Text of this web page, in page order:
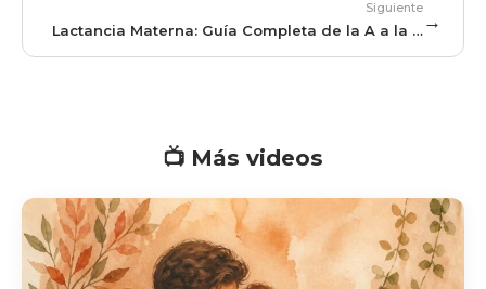
Siguiente
Lactancia Materna: Guía Completa de la A a la Z
por una Matrona
→
📺 Más videos